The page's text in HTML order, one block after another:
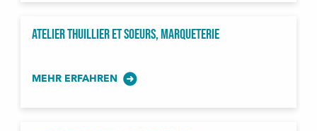
Atelier Thuillier et Soeurs, Marqueterie
MEHR ERFAHREN